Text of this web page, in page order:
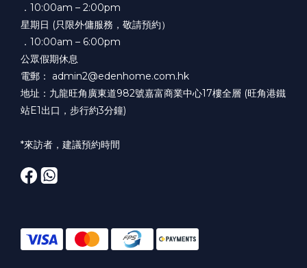
．10:00am – 2:00pm
星期日 (只限外傭服務，敬請預約）
．10:00am – 6:00pm
公眾假期休息
電郵： admin2@edenhome.com.hk
地址：九龍旺角廣東道982號嘉富商業中心17樓全層 (旺角港鐵
站E1出口，步行約3分鐘)
*來訪者，建議預約時間